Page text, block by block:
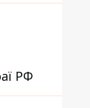
РФ